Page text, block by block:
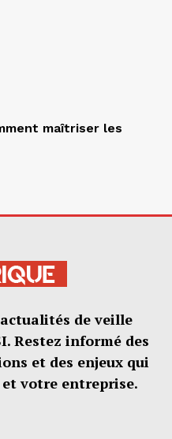
maîtriser les
de veille
Restez informé des
et des enjeux qui
votre entreprise.